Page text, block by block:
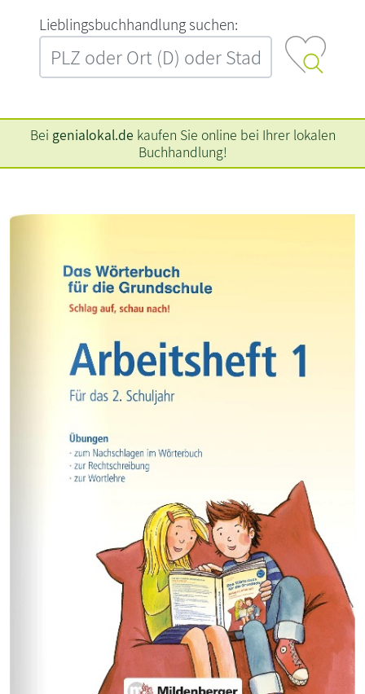
L‍i‍e‍b‍l‍i‍n‍g‍s‍b‍u‍c‍h‍h‍a‍n‍d‍l‍u‍n‍g‍ ‍s‍u‍c‍h‍e‍n‍:‍
Bei genialokal.de kaufen Sie online bei Ihrer lokalen
Buchhandlung!